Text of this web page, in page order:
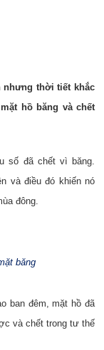
nhưng thời tiết khắc
hồ băng và chết
số đã chết vì băng.
và điều đó khiến nó
đông.
băng
ban đêm, mặt hồ đã
và chết trong tư thế